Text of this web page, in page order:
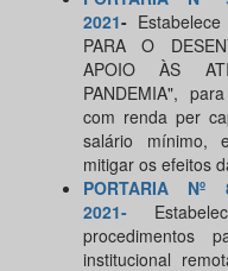
2021-
PARA O
APOIO ÀS
PANDEMIA",
com renda per
salário mínimo,
mitigar os efeitos
PORTARIA
2021-
procedimentos
institucional